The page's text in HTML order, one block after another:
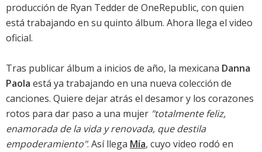
producción de Ryan Tedder de OneRepublic, con quien
está trabajando en su quinto álbum. Ahora llega el video
oficial.
Tras publicar álbum a inicios de año, la mexicana Danna
Paola está ya trabajando en una nueva colección de
canciones. Quiere dejar atrás el desamor y los corazones
rotos para dar paso a una mujer "totalmente feliz,
enamorada de la vida y renovada, que destila
empoderamiento". Así llega Mía, cuyo video rodó en